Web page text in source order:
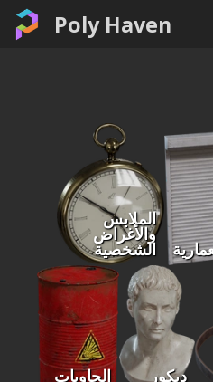
Poly Haven
الملابس
والأغراض
الشخصية
الحاويات ديكور